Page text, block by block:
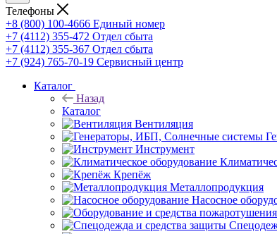
Телефоны
+8 (800) 100-4666 Единый номер
+7 (4112) 355-472 Отдел сбыта
+7 (4112) 355-367 Отдел сбыта
+7 (924) 765-70-19 Сервисный центр
Каталог
Назад
Каталог
Вентиляция
Инструмент
Крепёж
Металлопродукция
Насосное